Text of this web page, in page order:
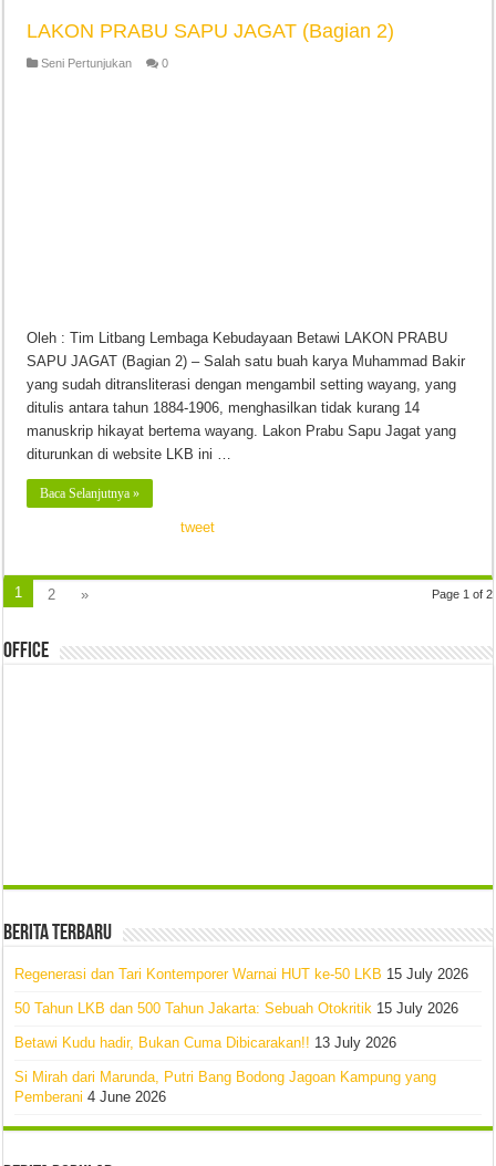
LAKON PRABU SAPU JAGAT (Bagian 2)
Seni Pertunjukan 0
Oleh : Tim Litbang Lembaga Kebudayaan Betawi LAKON PRABU
SAPU JAGAT (Bagian 2) – Salah satu buah karya Muhammad Bakir
yang sudah ditransliterasi dengan mengambil setting wayang, yang
ditulis antara tahun 1884-1906, menghasilkan tidak kurang 14
manuskrip hikayat bertema wayang. Lakon Prabu Sapu Jagat yang
diturunkan di website LKB ini …
Baca Selanjutnya »
tweet
Page 1 of 2
1 2 »
Office
Berita Terbaru
Regenerasi dan Tari Kontemporer Warnai HUT ke-50 LKB 15 July 2026
50 Tahun LKB dan 500 Tahun Jakarta: Sebuah Otokritik 15 July 2026
Betawi Kudu hadir, Bukan Cuma Dibicarakan!! 13 July 2026
Si Mirah dari Marunda, Putri Bang Bodong Jagoan Kampung yang
Pemberani 4 June 2026